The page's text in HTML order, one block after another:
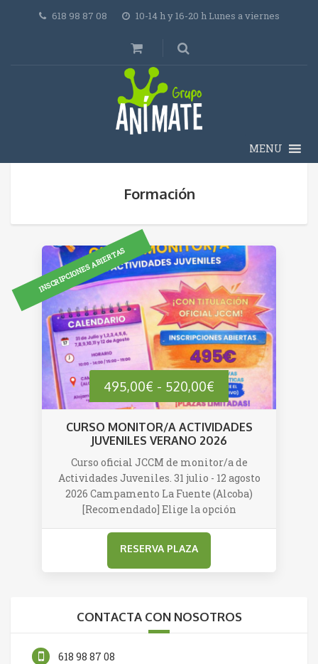
618 98 87 08 10-14 h y 16-20 h Lunes a viernes
MENU
Formación
495,00€ - 520,00€ Rango
precios:
desde
495,00€
CURSO MONITOR/A ACTIVIDADES
JUVENILES VERANO 2026
Curso oficial JCCM de monitor/a de
Actividades Juveniles. 31 julio - 12 agosto
2026 Campamento La Fuente (Alcoba)
[Recomendado] Elige la opción
CONTACTA CON NOSOTROS
618 98 87 08